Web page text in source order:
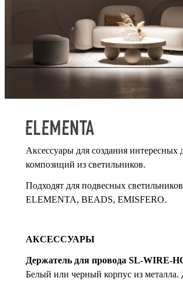
Аксессуары для создания интересных
композиций из светильников.
Подходят для подвесных светильников
ELEMENTA, BEADS, EMISFERО.
АКСЕССУАРЫ
Держатель для провода SL-WIRE-
Белый или черный корпус из металла.